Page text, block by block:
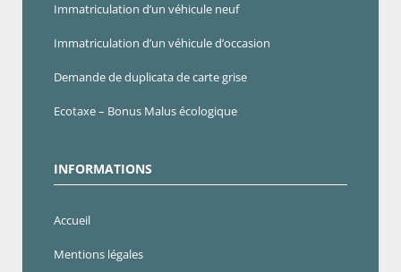
Immatriculation d’un véhicule neuf
Immatriculation d’un véhicule d’occasion
Demande de duplicata de carte grise
Ecotaxe – Bonus Malus écologique
INFORMATIONS
Accueil
Mentions légales